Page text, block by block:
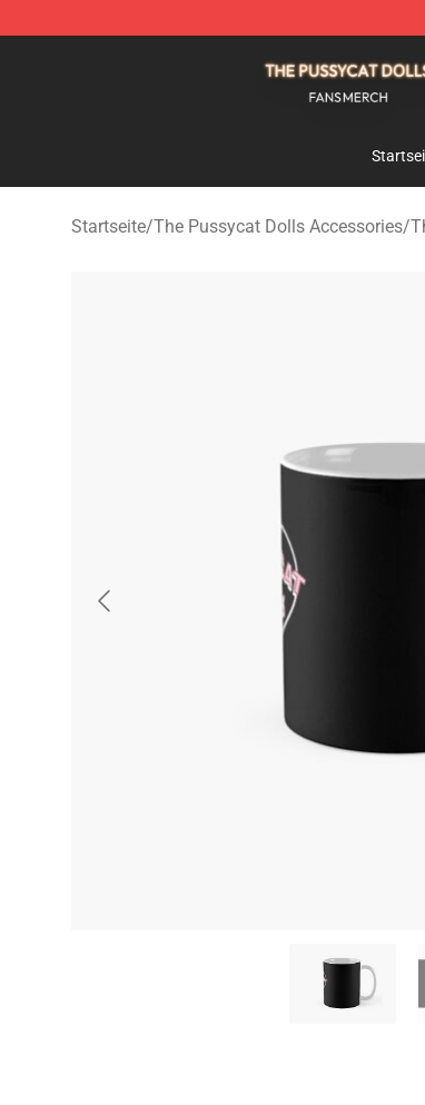
Startseite/The Pussycat Dolls Accessories/